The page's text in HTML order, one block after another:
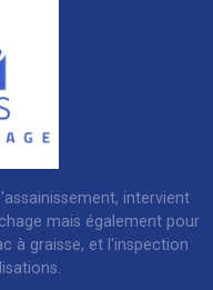
intervient
mais également pour
à graisse, et l'inspection